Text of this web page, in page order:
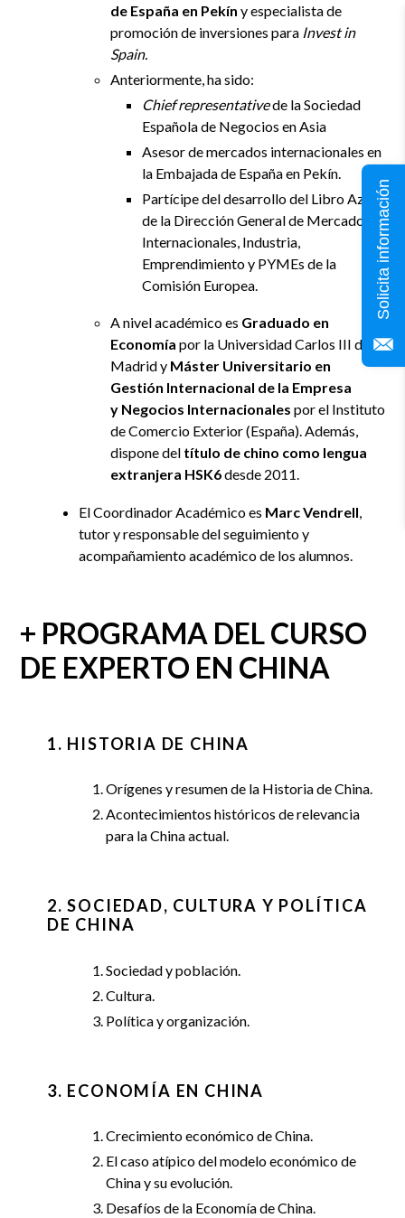
de España en Pekín y especialista de
promoción de inversiones para Invest in
Spain.
Anteriormente, ha sido:
Chief representativede la Sociedad
Española de Negocios en Asia
Asesor de mercados internacionales en
la Embajada de España en Pekín.
Partícipe del desarrollo del Libro Azul
de la Dirección General de Mercados
Internacionales, Industria,
Emprendimiento y PYMEs de la
Comisión Europea.
A nivel académico es Graduado en
Economía por la Universidad Carlos III de
Madrid y Máster Universitario en
Gestión Internacional de la Empresa
y Negocios Internacionales por el Instituto
de Comercio Exterior (España). Además,
dispone del título de chino como lengua
extranjera HSK6desde 2011.
El Coordinador Académico es Marc Vendrell,
tutor y responsable del seguimiento y
acompañamiento académico de los alumnos.
+ PROGRAMA DELCURSO
DE EXPERTO EN CHINA
1. HISTORIA DE CHINA
Orígenes y resumen de la Historia de China.
Acontecimientos históricos de relevancia
para la China actual.
2. SOCIEDAD, CULTURA Y POLÍTICA
DE CHINA
Sociedad y población.
Cultura.
Política y organización.
3. ECONOMÍA EN CHINA
Crecimiento económico de China.
El caso atípico del modelo económico de
China y su evolución.
Desafíos de la Economía de China.
Solicita información